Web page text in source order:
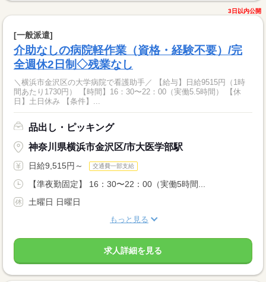
3日以内公開
[一般派遣]
介助なしの病院軽作業（資格・経験不要）/完
全週休2日制◇残業なし
＼横浜市金沢区の大学病院で看護助手／ 【給与】日給9515円（1時
間あたり1730円） 【時間】16：30〜22：00（実働5.5時間） 【休
日】土日休み 【条件】...
品出し・ピッキング
神奈川県横浜市金沢区/市大医学部駅
日給9,515円～ 交通費一部支給
【準夜勤固定】 16：30〜22：00（実働5時間...
土曜日 日曜日
もっと見る
求人詳細を見る